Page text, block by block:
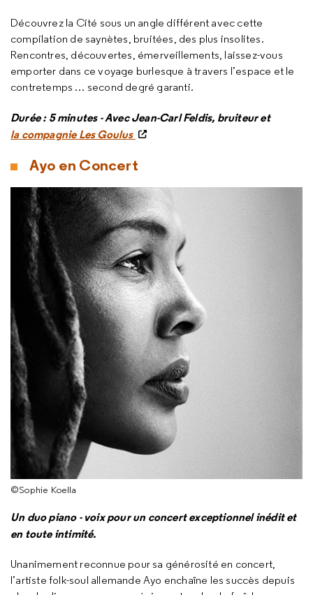
Découvrez la Cité sous un angle différent avec cette
compilation de saynètes, bruitées, des plus insolites.
Rencontres, découvertes, émerveillements, laissez-vous
emporter dans ce voyage burlesque à travers l’espace et le
contretemps … second degré garanti.
Durée : 5 minutes - Avec Jean-Carl Feldis, bruiteur et
la compagnie Les Goulus
Ayo en Concert
©Sophie Koella
Un duo piano - voix pour un concert exceptionnel inédit et
en toute intimité.
Unanimement reconnue pour sa générosité en concert,
l’artiste folk-soul allemande Ayo enchaîne les succès depuis